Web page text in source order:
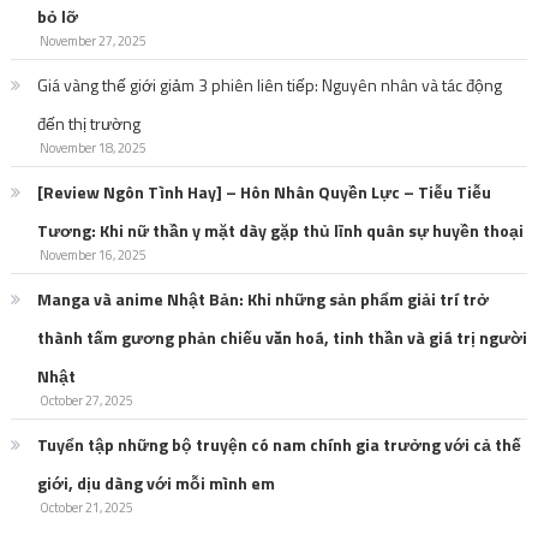
bỏ lỡ
November 27, 2025
Giá vàng thế giới giảm 3 phiên liên tiếp: Nguyên nhân và tác động
đến thị trường
November 18, 2025
[Review Ngôn Tình Hay] – Hôn Nhân Quyền Lực – Tiễu Tiễu
Tương: Khi nữ thần y mặt dày gặp thủ lĩnh quân sự huyền thoại
November 16, 2025
Manga và anime Nhật Bản: Khi những sản phẩm giải trí trở
thành tấm gương phản chiếu văn hoá, tinh thần và giá trị người
Nhật
October 27, 2025
Tuyển tập những bộ truyện có nam chính gia trưởng với cả thế
giới, dịu dàng với mỗi mình em
October 21, 2025